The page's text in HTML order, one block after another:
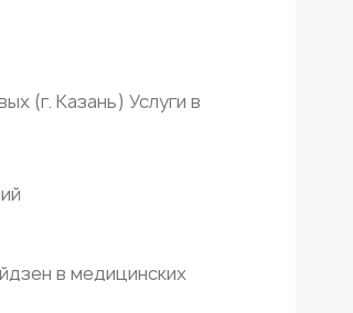
(г. Казань) Услуги в
в медицинских